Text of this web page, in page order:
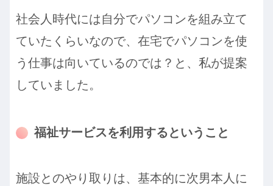
社会人時代には自分でパソコンを組み立て
ていたくらいなので、在宅でパソコンを使
う仕事は向いているのでは？と、私が提案
していました。
福祉サービスを利用するということ
施設とのやり取りは、基本的に次男本人に